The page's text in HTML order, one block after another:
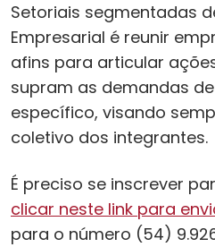
Setoriais segmentadas
Empresarial é reunir
afins para articular
supram as demandas
específico, visando
coletivo dos integrantes.
É preciso se inscrever
clicar neste link para
para o número (54)